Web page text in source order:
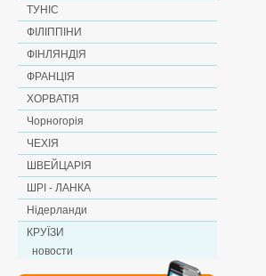
ТУНІС
ФІЛІППІНИ
ФІНЛЯНДІЯ
ФРАНЦІЯ
ХОРВАТІЯ
Чорногорія
ЧЕХІЯ
ШВЕЙЦАРІЯ
ШРІ - ЛАНКА
Нідерланди
КРУЇЗИ
новости